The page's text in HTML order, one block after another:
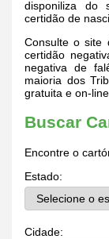
disponiliza do
certidão de
Consulte o site
certidão
negativa de
maioria dos
gratuita e on-line.
Buscar
Encontre o
Estado:
Cidade: